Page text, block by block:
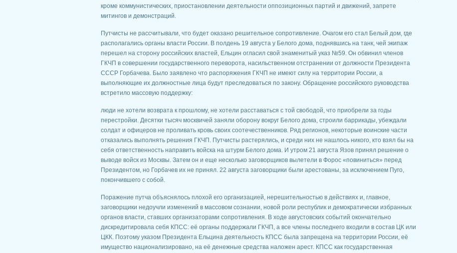
кроме коммунистических, приостановлении деятельности оппозиционных партий и движений, запрете
митингов и демонстраций.
Путчисты не рассчитывали, что будет оказано решительное сопротивление. Очагом его стал Белый дом, где
располагались органы власти России. В полдень 19 августа у Белого дома, поднявшись на танк, чей экипаж
перешел на сторону российских властей, Ельцин огласил свой знаменитый указ №59. Он обвинил членов
ГКЧП в совершении государственного переворота, насильственном отстранении от должности Президента
СССР Горбачева. Было заявлено что распоряжения ГКЧП не имеют силу на территории России, а
выполняющие их должностные лица будут преследоваться по закону. Обращение российского руководства
встретило массовую поддержку:
люди не хотели возврата к прошлому, не хотели расставаться с той свободой, что приобрели за годы
перестройки. Десятки тысяч москвичей заняли оборону вокруг Белого дома, строили баррикады, убеждали
солдат и офицеров не проливать кровь своих соотечественников. Ряд регионов, некоторые воинские части
отказались выполнять решения ГКЧП. Путчисты растерялись, и среди них не нашлось никого, кто взял бы на
себя ответственность направить войска на штурм Белого дома. И утром 21 августа Язов принял решение о
выводе войск из Москвы. Затем он и еще несколько заговорщиков вылетели в Форос «повиниться» перед
Президентом, но Горбачев их не принял. 22 августа заговорщики были арестованы, за исключением Пуго,
покончившего с собой.
Поражение путча объяснялось плохой его организацией, нерешительностью в действиях и, главное,
заговорщики недоучли изменений в массовом сознании, новой роли республик и демократически избранных
органов власти, ставших организаторами сопротивления. В ходе августовских событий окончательно
дискредитировала себя КПСС: её органы поддержали ГКЧП, а все члены последнего входили в состав ЦК или
ЦКК. Поэтому указом Президента Ельцина деятельность КПСС была запрещена на территории России, её
имущество национализировано, на её денежные средства наложен арест. КПСС как государственная